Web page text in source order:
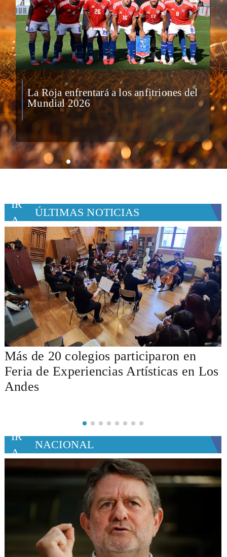
La Roja enfrentará a los anfitriones del
Mundial 2026
IR
A
ÚLTIMAS NOTICIAS
Delegación de educadores peruanos y
Unesco visitó liceo Amancay para
conocer el modelo pionero
IR
A
NACIONAL